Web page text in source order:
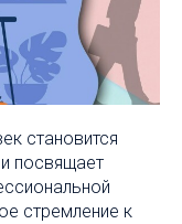
становится
посвящает
стремление к